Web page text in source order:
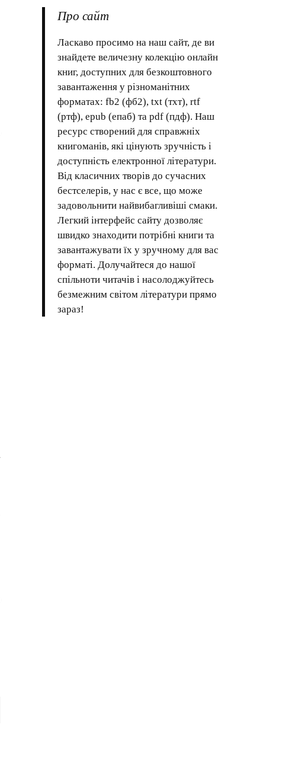
Про сайт
Ласкаво просимо на наш сайт, де ви
знайдете величезну колекцію онлайн
книг, доступних для безкоштовного
завантаження у різноманітних
форматах: fb2 (фб2), txt (тхт), rtf
(ртф), epub (епаб) та pdf (пдф). Наш
ресурс створений для справжніх
книгоманів, які цінують зручність і
доступність електронної літератури.
Від класичних творів до сучасних
бестселерів, у нас є все, що може
задовольнити найвибагливіші смаки.
Легкий інтерфейс сайту дозволяє
швидко знаходити потрібні книги та
завантажувати їх у зручному для вас
форматі. Долучайтеся до нашої
спільноти читачів і насолоджуйтесь
безмежним світом літератури прямо
зараз!